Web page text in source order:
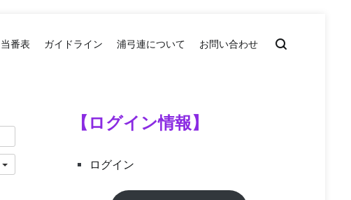
当番表 ガイドライン 浦弓連について お問い合わせ
【ログイン情報】
ログイン